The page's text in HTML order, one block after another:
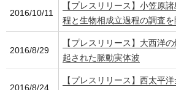
2016/10/11
【プレスリリース】小笠原
程と生物相成立過程の調査を
2016/8/29
【プレスリリース】大西洋
起された脈動実体波
2016/8/24
【プレスリリース】西太平